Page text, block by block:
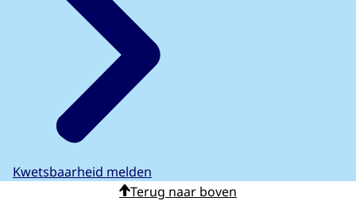
Kwetsbaarheid melden
Terug naar boven